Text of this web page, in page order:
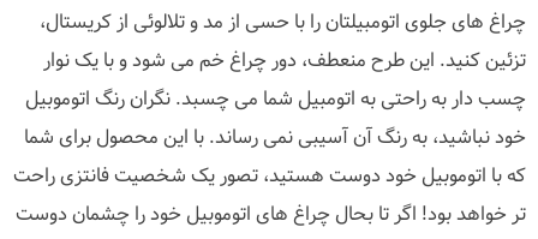
چراغ های جلوی اتومبیلتان را با حسی از مد و تلالوئی از کریستال،
تزئین کنید. این طرح منعطف، دور چراغ خم می شود و با یک نوار
چسب دار به راحتی به اتومبیل شما می چسبد. نگران رنگ اتوموبیل
خود نباشید، به رنگ آن آسیبی نمی رساند. با این محصول برای شما
که با اتوموبیل خود دوست هستید، تصور یک شخصیت فانتزی راحت
تر خواهد بود! اگر تا بحال چراغ های اتوموبیل خود را چشمان دوست